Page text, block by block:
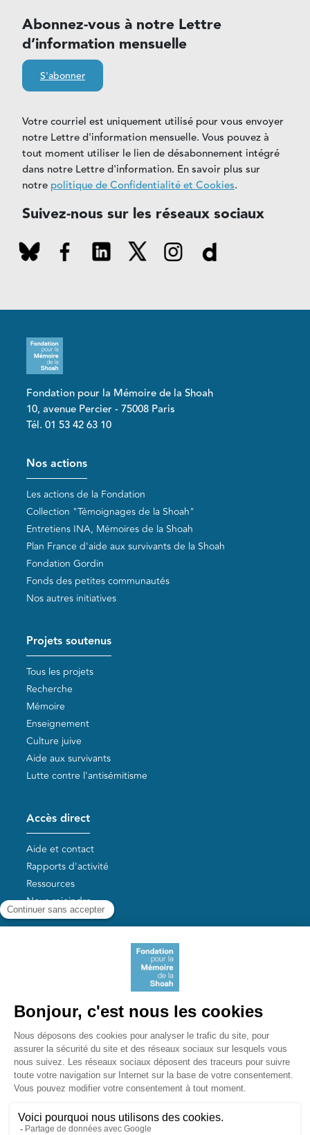
Abonnez-vous à notre Lettre
d’information mensuelle
S'abonner
Votre courriel est uniquement utilisé pour vous envoyer
notre Lettre d'information mensuelle. Vous pouvez à
tout moment utiliser le lien de désabonnement intégré
dans notre Lettre d'information. En savoir plus sur
notre politique de Confidentialité et Cookies.
Suivez-nous sur les réseaux sociaux
Fondation pour la Mémoire de la Shoah
10, avenue Percier - 75008 Paris
Tél. 01 53 42 63 10
Pied de page
Nos actions
Les actions de la Fondation
Collection "Témoignages de la Shoah"
Entretiens INA, Mémoires de la Shoah
Plan France d'aide aux survivants de la Shoah
Fondation Gordin
Fonds des petites communautés
Nos autres initiatives
Projets soutenus
Tous les projets
Recherche
Mémoire
Enseignement
Culture juive
Aide aux survivants
Lutte contre l'antisémitisme
Accès direct
Aide et contact
Rapports d'activité
Ressources
Nous rejoindre
Aide aux survivants de la Shoah
Liens utiles
Mémorial de la Shoah
Le camp des Milles
Yad Vashem France
Akadem
mahJ